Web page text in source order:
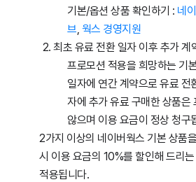
기본/옵션 상품 확인하기 : 네
브, 웍스 경영지원
최초 유료 전환 일자 이후 추가 계
프로모션 적용을 희망하는 기
일자에 연간 계약으로 유료 전
자에 추가 유료 구매한 상품은
않으며 이용 요금이 정상 청구
2가지 이상의 네이버웍스 기본 상품
시 이용 요금의 10%를 할인해 드리는
적용됩니다.